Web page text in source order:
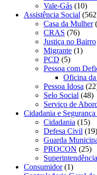
Vale-Gás (10)
Assistência Social
Casa da Mulher
CRAS (76)
Justiça no Bairro
Migrante (1)
PCD (5)
Pessoa com
Oficina
Pessoa Idosa
Selo Social (48)
Serviço de
Cidadania e
Cidadania (15)
Defesa Civil (19)
Guarda
PROCON (25)
Consumidor(1)